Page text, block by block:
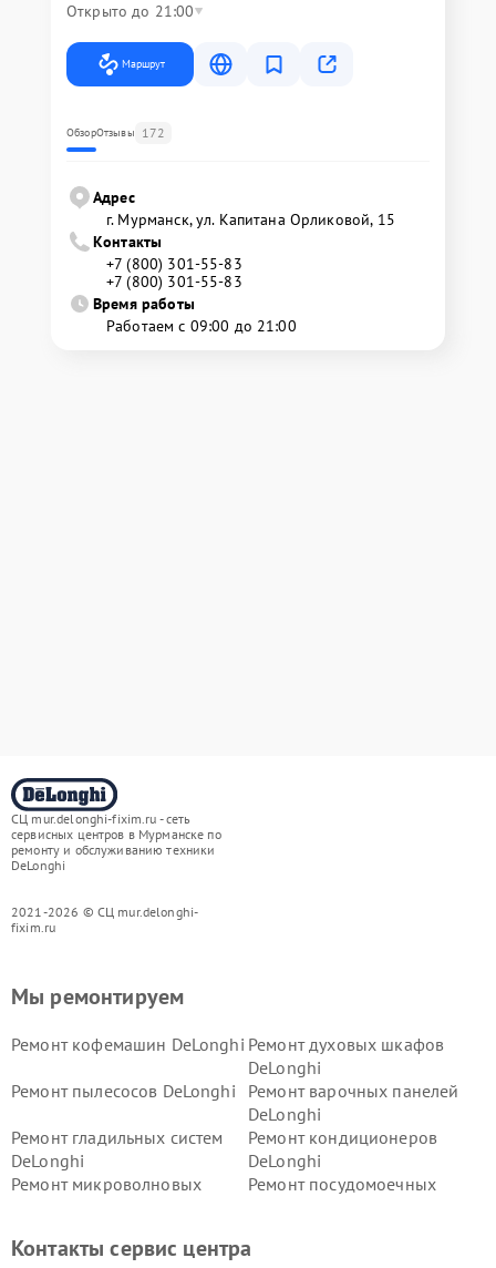
Открыто до 21:00
Маршрут
ОбзорОтзывы 172
Адрес
г. Мурманск, ул. Капитана Орликовой, 15
Контакты
+7 (800) 301-55-83
+7 (800) 301-55-83
Время работы
Работаем с 09:00 до 21:00
СЦ mur.delonghi-fixim.ru - сеть
сервисных центров в Мурманске по
ремонту и обслуживанию техники
DeLonghi
2021-2026 © СЦ mur.delonghi-
fixim.ru
Мы ремонтируем
Ремонт кофемашин DeLonghi Ремонт духовых шкафов
DeLonghi
Ремонт пылесосов DeLonghi
Ремонт варочных панелей
DeLonghi
Ремонт гладильных систем
DeLonghi
Ремонт кондиционеров
DeLonghi
Ремонт микроволновых
Ремонт посудомоечных
DeLonghi
DeLonghi
Контакты сервис центра